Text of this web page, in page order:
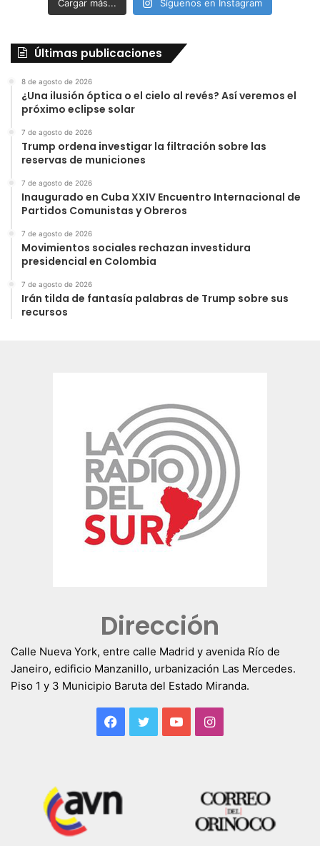
Cargar más... Síguenos en Instagram
Últimas publicaciones
8 de agosto de 2026
¿Una ilusión óptica o el cielo al revés? Así veremos el
próximo eclipse solar
7 de agosto de 2026
Trump ordena investigar la filtración sobre las
reservas de municiones
7 de agosto de 2026
Inaugurado en Cuba XXIV Encuentro Internacional de
Partidos Comunistas y Obreros
7 de agosto de 2026
Movimientos sociales rechazan investidura
presidencial en Colombia
7 de agosto de 2026
Irán tilda de fantasía palabras de Trump sobre sus
recursos
Dirección
Calle Nueva York, entre calle Madrid y avenida Río de
Janeiro, edificio Manzanillo, urbanización Las Mercedes.
Piso 1 y 3 Municipio Baruta del Estado Miranda.
Facebook
TwitterYouTubeInstagram